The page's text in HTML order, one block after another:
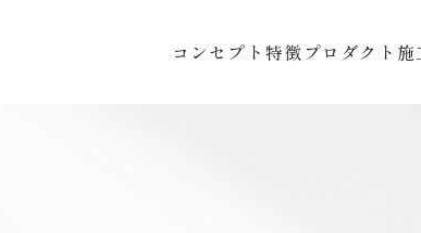
コンセプト特徴プロダクト